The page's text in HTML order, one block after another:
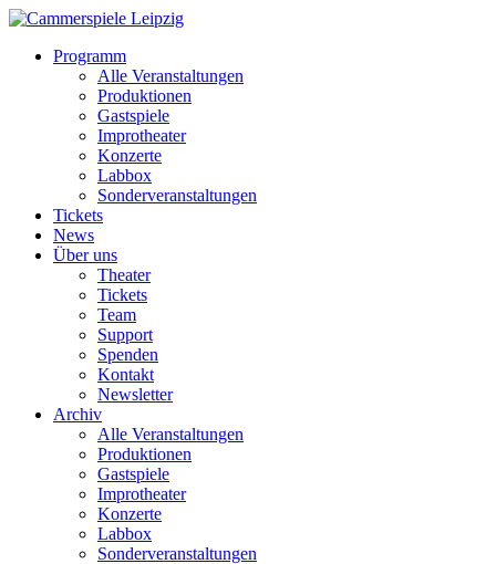
Programm
Alle Veranstaltungen
Produktionen
Gastspiele
Improtheater
Konzerte
Labbox
Sonderveranstaltungen
Tickets
News
Über uns
Theater
Tickets
Team
Support
Spenden
Kontakt
Newsletter
Archiv
Alle Veranstaltungen
Produktionen
Gastspiele
Improtheater
Konzerte
Labbox
Sonderveranstaltungen